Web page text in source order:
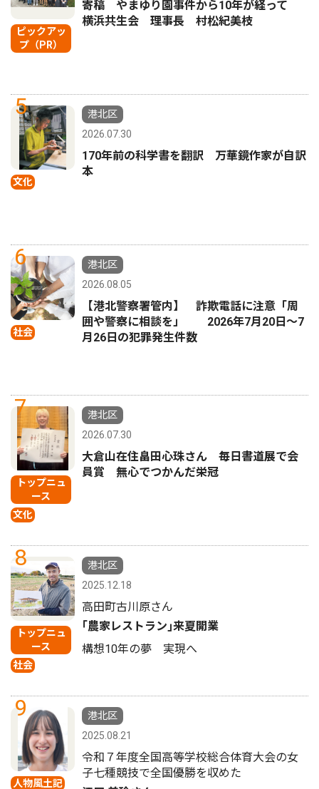
ピックアッ
プ（PR）
寄稿 やまゆり園事件から10年が経って
横浜共生会 理事長 村松紀美枝
5
文化
港北区
2026.07.30
170年前の科学書を翻訳 万華鏡作家が自訳
本
6
社会
港北区
2026.08.05
【港北警察署管内】 詐欺電話に注意「周
囲や警察に相談を」 2026年7月20日〜7
月26日の犯罪発生件数
7
トップニュ
ース
文化
港北区
2026.07.30
大倉山在住畠田心珠さん 毎日書道展で会
員賞 無心でつかんだ栄冠
8
トップニュ
ース
社会
港北区
2025.12.18
高田町古川原さん
｢農家レストラン｣来夏開業
構想10年の夢 実現へ
9
人物風土記
港北区
2025.08.21
令和７年度全国高等学校総合体育大会の女
子七種競技で全国優勝を収めた